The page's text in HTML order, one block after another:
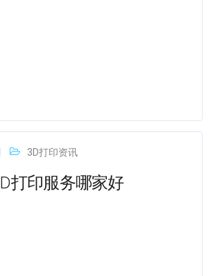
3D打印资讯
打印服务哪家好